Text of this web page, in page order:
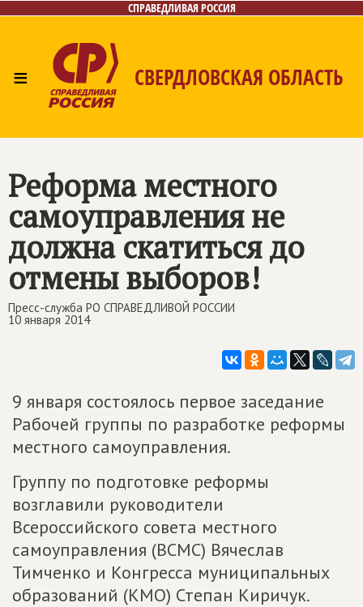
СПРАВЕДЛИВАЯ РОССИЯ
≡ СВЕРДЛОВСКАЯ ОБЛАСТЬ
Реформа местного
самоуправления не
должна скатиться до
отмены выборов!
Пресс-служба РО СПРАВЕДЛИВОЙ РОССИИ
10 января 2014
9 января состоялось первое заседание
Рабочей группы по разработке реформы
местного самоуправления.
Группу по подготовке реформы
возглавили руководители
Всероссийского совета местного
самоуправления (ВСМС) Вячеслав
Тимченко и Конгресса муниципальных
образований (КМО) Степан Киричук.